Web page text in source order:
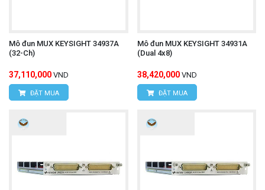
Tham khảo thêm: Đồng hồ vạn năng FLUKE 113
Mô đun MUX KEYSIGHT 34937A
(32-Ch)
37,110,000 VND
ĐẶT MUA
Mô đun MUX KEYSIGHT 34931A
(Dual 4x8)
38,420,000 VND
ĐẶT MUA